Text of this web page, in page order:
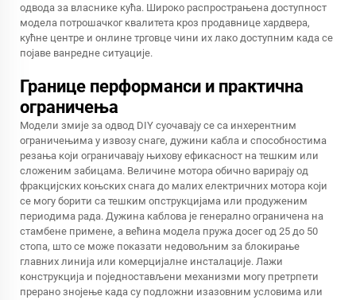
одвода за власнике кућа. Широко распрострањена доступност
модела потрошачког квалитета кроз продавнице хардвера,
кућне центре и онлине трговце чини их лако доступним када се
појаве ванредне ситуације.
Границе перформанси и практична
ограничења
Модели змије за одвод DIY суочавају се са инхерентним
ограничењима у извозу снаге, дужини кабла и способностима
резања који ограничавају њихову ефикасност на тешким или
сложеним забицама. Величине мотора обично варирају од
фракцијских коњских снага до малих електричних мотора који
се могу борити са тешким опструкцијама или продуженим
периодима рада. Дужина каблова је генерално ограничена на
стамбене примене, а већина модела пружа досег од 25 до 50
стопа, што се може показати недовољним за блокирање
главних линија или комерцијалне инсталације. Лажи
конструкција и поједностављени механизми могу претрпети
прерано знојење када су подложни изазовним условима или